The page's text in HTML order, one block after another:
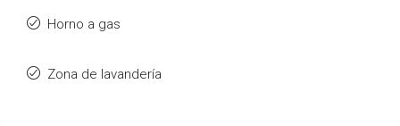
Horno a gas
Zona de lavandería